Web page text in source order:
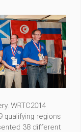
are an amateur
country or a
gallery. 115